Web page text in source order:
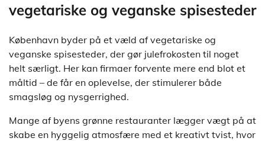
vegetariske og veganske spisesteder
København byder på et væld af vegetariske og
veganske spisesteder, der gør julefrokosten til noget
helt særligt. Her kan firmaer forvente mere end blot et
måltid – de får en oplevelse, der stimulerer både
smagsløg og nysgerrighed.
Mange af byens grønne restauranter lægger vægt på at
skabe en hyggelig atmosfære med et kreativt tvist, hvor